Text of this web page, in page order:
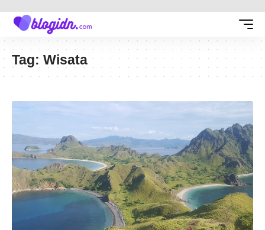
Tag:Wisata